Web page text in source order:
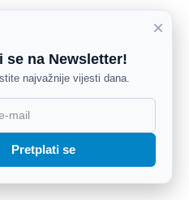
×
se na Newsletter!
najvažnije vijesti dana.
Pretplati se